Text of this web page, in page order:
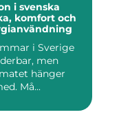
i svenska
komfort och
i Sverige
men
hänger
Må...